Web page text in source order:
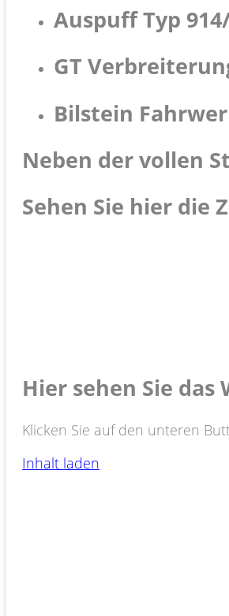
Auspuff Typ
GT
Bilstein
Neben der vollen
Sehen Sie hier die
Hier sehen Sie
Klicken Sie auf den unteren
Inhalt laden